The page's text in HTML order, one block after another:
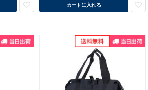
カートに入れる